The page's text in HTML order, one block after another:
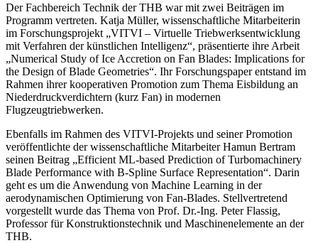
Der Fachbereich Technik der THB war mit zwei Beiträgen im
Programm vertreten. Katja Müller, wissenschaftliche Mitarbeiterin
im Forschungsprojekt „VITVI – Virtuelle Triebwerksentwicklung
mit Verfahren der künstlichen Intelligenz“, präsentierte ihre Arbeit
„Numerical Study of Ice Accretion on Fan Blades: Implications for
the Design of Blade Geometries“. Ihr Forschungspaper entstand im
Rahmen ihrer kooperativen Promotion zum Thema Eisbildung an
Niederdruckverdichtern (kurz Fan) in modernen
Flugzeugtriebwerken.
Ebenfalls im Rahmen des VITVI-Projekts und seiner Promotion
veröffentlichte der wissenschaftliche Mitarbeiter Hamun Bertram
seinen Beitrag „Efficient ML-based Prediction of Turbomachinery
Blade Performance with B-Spline Surface Representation“. Darin
geht es um die Anwendung von Machine Learning in der
aerodynamischen Optimierung von Fan-Blades. Stellvertretend
vorgestellt wurde das Thema von Prof. Dr.-Ing. Peter Flassig,
Professor für Konstruktionstechnik und Maschinenelemente an der
THB.